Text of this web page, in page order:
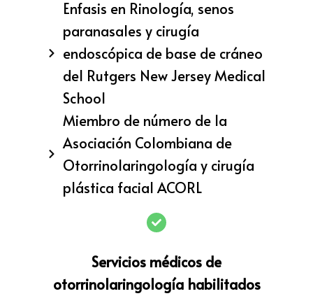
Enfasis en Rinología, senos
paranasales y cirugía
endoscópica de base de cráneo
del Rutgers New Jersey Medical
School
Miembro de número de la
Asociación Colombiana de
Otorrinolaringología y cirugía
plástica facial ACORL
Servicios médicos de
otorrinolaringología habilitados